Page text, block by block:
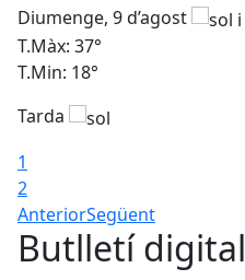
Diumenge, 9 d’agost
T.Màx: 37°
T.Min: 18°
Tarda
1
2
AnteriorSegüent
Butlletí digital